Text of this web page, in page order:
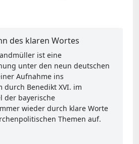
des klaren Wortes
ist eine
unter den neun deutschen
Aufnahme ins
durch Benedikt XVI. im
der bayerische
wieder durch klare Worte
Themen auf.